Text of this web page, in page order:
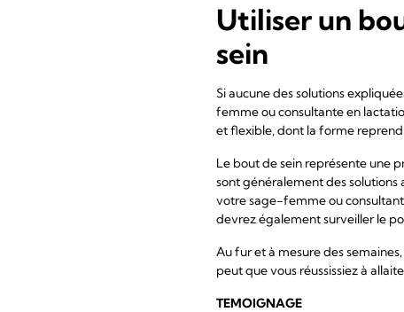
Utiliser un
sein
Si aucune des solutions
femme ou consultante en
et flexible, dont la forme
Le bout de sein représente une
sont généralement des solutions
votre sage-femme ou
devrez également surveiller le
Au fur et à mesure des
peut que vous réussissiez à
TEMOIGNAGE